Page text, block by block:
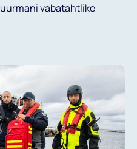
vabatahtlike